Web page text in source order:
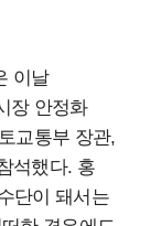
이날
장 안정화
교통부 장관,
석했다. 홍
단이 돼서는